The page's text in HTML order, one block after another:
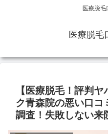
医療脱毛
医療脱毛
【医療脱毛！評判
ク青森院の悪い口コ
調査！失敗しない来